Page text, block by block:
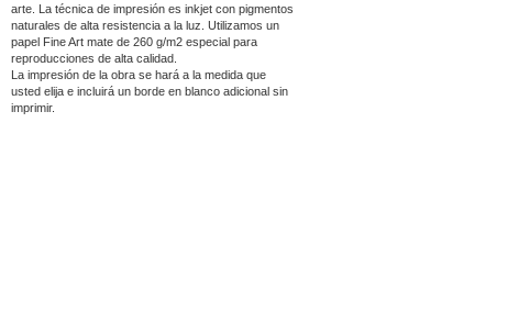
arte. La técnica de impresión es inkjet con pigmentos
naturales de alta resistencia a la luz. Utilizamos un
papel Fine Art mate de 260 g/m2 especial para
reproducciones de alta calidad.
La impresión de la obra se hará a la medida que
usted elija e incluirá un borde en blanco adicional sin
imprimir.